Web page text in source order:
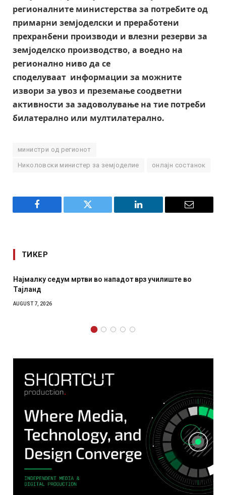
регионалните министерства за потребите од
примарни земјоделски и преработени
прехранбени производи и влезни резерви за
земјоделско производство, а воедно на
регионално ниво да се
споделуваат информации за можните
извори за увоз и преземање соодветни
активности за задоволување на тие потреби
билатерално или мултилатерално.
министри од регионот
Николовски министер за земјоделие онлајн состанок
Facebook Twitter LinkedIn Email
ТИКЕР
врз училиште во
СОЗИС: Украинците повеќе им